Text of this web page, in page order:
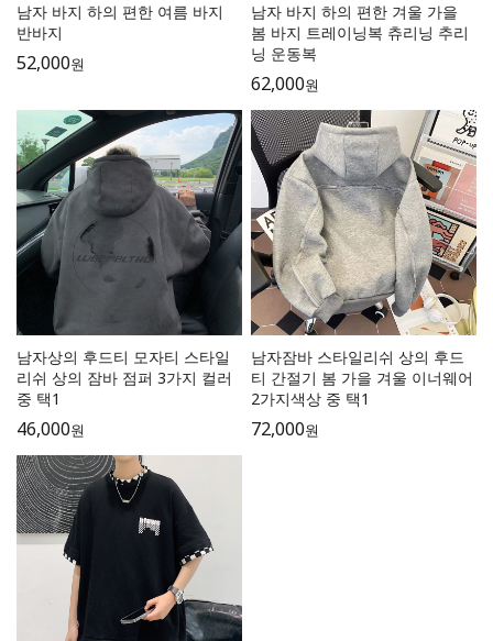
남자 바지 하의 편한 여름 바지
반바지
52,000원
남자 바지 하의 편한 겨울 가을
봄 바지 트레이닝복 츄리닝 추리
닝 운동복
62,000원
남자상의 후드티 모자티 스타일
리쉬 상의 잠바 점퍼 3가지 컬러
중 택1
46,000원
남자잠바 스타일리쉬 상의 후드
티 간절기 봄 가을 겨울 이너웨어
2가지색상 중 택1
72,000원